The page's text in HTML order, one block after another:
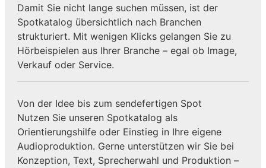
Damit Sie nicht lange suchen müssen, ist der
Spotkatalog übersichtlich nach Branchen
strukturiert. Mit wenigen Klicks gelangen Sie zu
Hörbeispielen aus Ihrer Branche – egal ob Image,
Verkauf oder Service.
Von der Idee bis zum sendefertigen Spot
Nutzen Sie unseren Spotkatalog als
Orientierungshilfe oder Einstieg in Ihre eigene
Audioproduktion. Gerne unterstützen wir Sie bei
Konzeption, Text, Sprecherwahl und Produktion –